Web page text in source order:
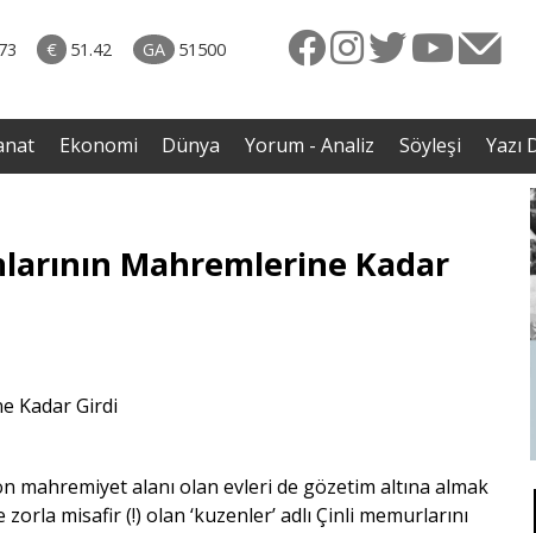
€ 51.42 GA 51500
• Sırbistan’dan Theodor Herzl’in babaannesi ile
dedesine devlet töreni
Ekonomi Dünya Yorum - Analiz Söyleşi Yazı
Mahremlerine Kadar
alanı olan evleri de gözetim altına almak
misafir (!) olan ‘kuzenler’ adlı Çinli memurlarını